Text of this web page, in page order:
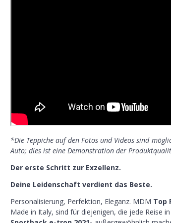
*Die Teppiche auf den Fotos und Videos sind
Auto; dies ist eine Demonstration der
Der erste Schritt zur Exzellenz.
Deine Leidenschaft verdient das Beste.
Personalisierung, Perfektion, Eleganz. MDM Top
Made in Italy, sind für diejenigen, die jede Reise